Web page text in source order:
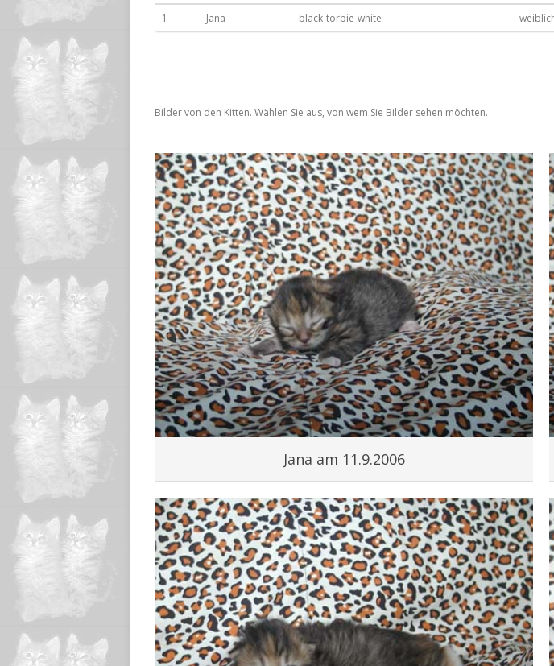
1 Jana black-torbie-white
Bilder von den Kitten. Wählen Sie aus, von wem Sie Bilder sehen möchten.
Jana am 11.9.2006